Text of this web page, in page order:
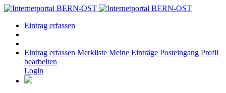
Eintrag erfassen
Eintrag erfassen Merkliste Meine Einträge Posteingang Profil
bearbeiten
Login